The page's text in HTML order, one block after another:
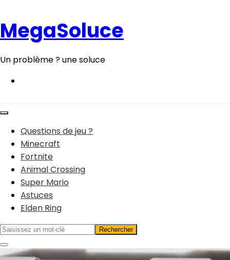
contenu
MegaSoluce
Un problème ? une soluce
Questions de jeu ?
Minecraft
Fortnite
Animal Crossing
Super Mario
Astuces
Elden Ring